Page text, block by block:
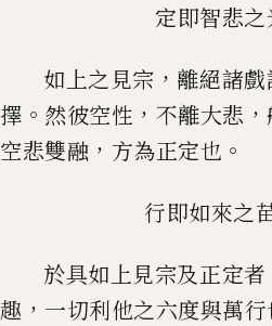
定即智悲之
如上之見宗 ， 離絕諸戲
擇 。 然彼空性 ， 不離大悲 ，
空悲雙融 ， 方為正定也 。
行即如來之
於具如上見宗及正定者
趣 ， 一切利他之六度與萬行